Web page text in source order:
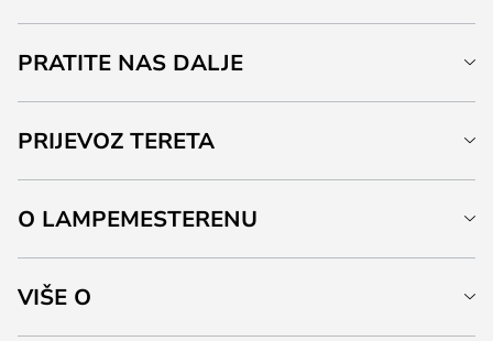
PRATITE NAS DALJE
PRIJEVOZ TERETA
O LAMPEMESTERENU
VIŠE O